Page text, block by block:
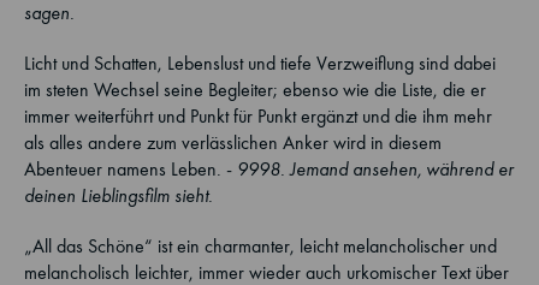
sagen.
Licht und Schatten, Lebenslust und tiefe Verzweiflung sind dabei
im steten Wechsel seine Begleiter; ebenso wie die Liste, die er
immer weiterführt und Punkt für Punkt ergänzt und die ihm mehr
als alles andere zum verlässlichen Anker wird in diesem
Abenteuer namens Leben. - 9998. Jemand ansehen, während er
deinen Lieblingsfilm sieht.
„All das Schöne“ ist ein charmanter, leicht melancholischer und
melancholisch leichter, immer wieder auch urkomischer Text über